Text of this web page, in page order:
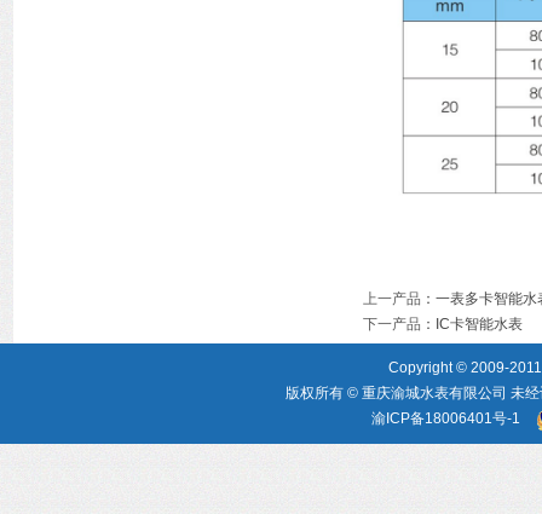
上一产品 ： 一表多卡智能水
下一产品 ： IC卡智能水表
Copyright © 2009-
版权所有 © 重庆渝城水表有限公司 未
渝ICP备18006401号-1